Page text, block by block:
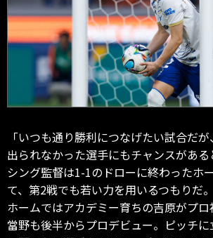
「いつも通り勝利につなげたい試合だ
出られなかった選手にもチャンスがあ
シング監督は1-1のドローに終わったホ
て、第2戦でも若い力を用いるつもりだ。
ホームではアカデミー育ちの吉原がプロ
當野も後半からプロデビュー。ピッチ